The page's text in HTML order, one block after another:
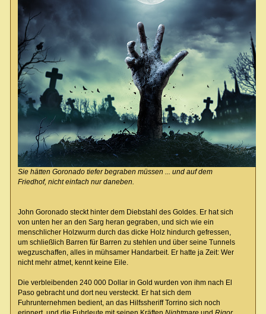
Sie hätten Goronado tiefer begraben müssen ... und aufdem
Friedhof, nicht einfach nur daneben.
John Goronado steckt hinter dem Diebstahl des Goldes. Er hat sich
von unten her an den Sarg heran gegraben, und sich wie ein
menschlicher Holzwurm durch das dicke Holz hindurch gefressen,
um schließlich Barren für Barren zu stehlen und über seine Tunnels
wegzuschaffen, alles in mühsamer Handarbeit. Er hatte ja Zeit: Wer
nicht mehr atmet, kennt keine Eile.
Die verbleibenden 240 000 Dollar in Gold wurden von ihm nach El
Paso gebracht und dort neu versteckt. Er hat sich dem
Fuhrunternehmen bedient, an das Hilfssheriff Torrino sich noch